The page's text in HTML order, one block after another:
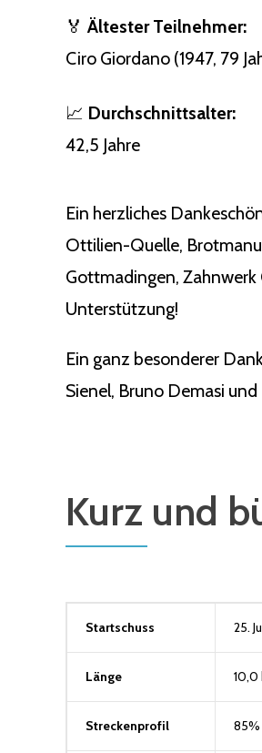
🏅 Ältester Teilnehmer:
Ciro Giordano (1947, 79
📈 Durchschnittsalter:
42,5 Jahre
Ein herzliches
Ottilien-Quelle,
Gottmadingen, Zahnwerk
Unterstützung!
Ein ganz besonderer
Sienel, Bruno Demasi
Kurz und
Startschuss 25.
Länge 10,0
Streckenprofil 85%